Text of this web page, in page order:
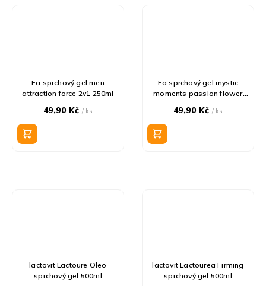
Fa sprchový gel men
attraction force 2v1 250ml
49,90 Kč/ ks
Fa sprchový gel mystic
moments passion flower
49,90 Kč/ ks
lactovit Lactoure Oleo
sprchový gel 500ml
lactovit Lactourea Firming
sprchový gel 500ml